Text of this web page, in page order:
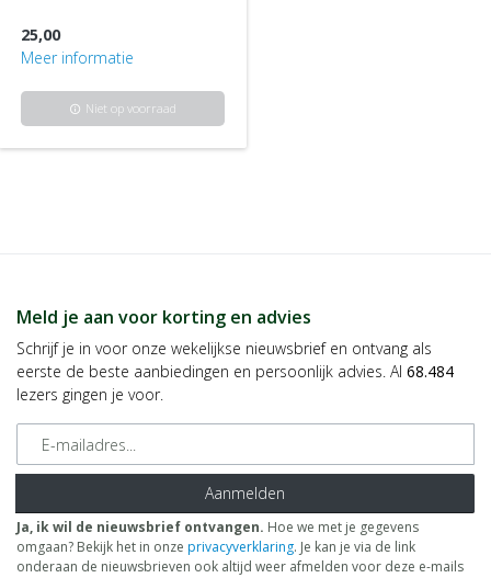
25,00
Meer informatie
info Niet op voorraad
Meld je aan voor korting en advies
Schrijf je in voor onze wekelijkse nieuwsbrief en ontvang als
eerste de beste aanbiedingen en persoonlijk advies. Al 68.484
lezers gingen je voor.
E-mailadres
Aanmelden
Ja, ik wil de nieuwsbrief ontvangen. Hoe we met je gegevens
omgaan? Bekijk het in onze privacyverklaring. Je kan je via de link
onderaan de nieuwsbrieven ook altijd weer afmelden voor deze e-mails